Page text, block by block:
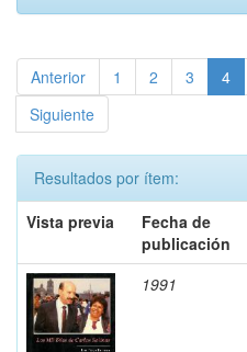
Anterior 1 2 3 4
Siguiente
Resultados por ítem:
Vista previa
Fecha de
publicación
1991